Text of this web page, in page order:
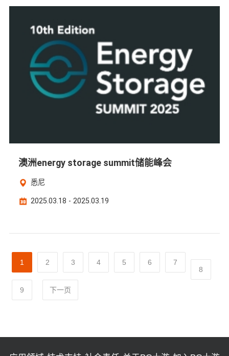
澳洲energy storage summit储能峰会
悉尼
2025.03.18 - 2025.03.19
1 2 3 4 5 6
7
8
9 下一页